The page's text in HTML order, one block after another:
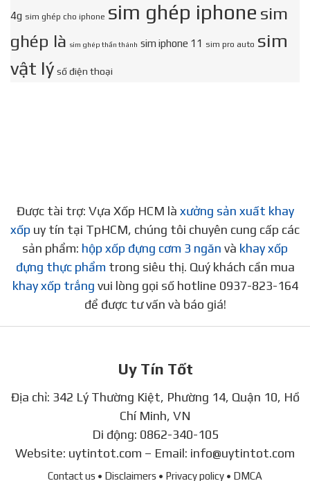
4g sim ghép cho iphone sim ghép iphone sim
ghép là sim ghép thần thánh sim iphone 11 sim pro auto sim
vật lý số điện thoại
Được tài trợ: Vựa Xốp HCM là xưởng sản xuất khay
xốp uy tín tại TpHCM, chúng tôi chuyên cung cấp các
sản phẩm: hộp xốp đựng cơm 3 ngăn và khay xốp
đựng thực phẩm trong siêu thị. Quý khách cần mua
khay xốp trắng vui lòng gọi số hotline 0937-823-164
để được tư vấn và báo giá!
Uy Tín Tốt
Địa chỉ: 342 Lý Thường Kiệt, Phường 14, Quận 10, Hồ
Chí Minh, VN
Di động: 0862-340-105
Website: uytintot.com – Email: info@uytintot.com
Contact us • Disclaimers • Privacy policy • DMCA